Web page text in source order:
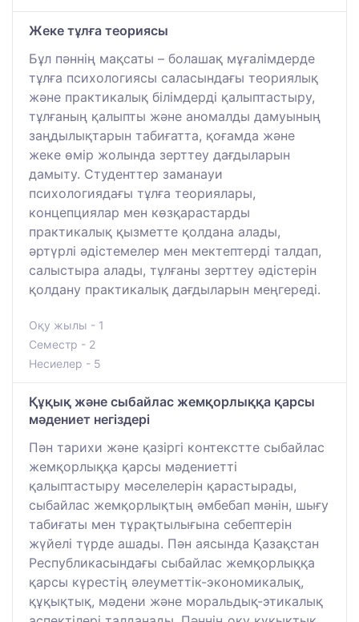
Жеке тұлға теориясы
Бұл пәннің мақсаты – болашақ мұғалімдерде
тұлға психологиясы саласындағы теориялық
және практикалық білімдерді қалыптастыру,
тұлғаның қалыпты және аномалды дамуының
заңдылықтарын табиғатта, қоғамда және
жеке өмір жолында зерттеу дағдыларын
дамыту. Студенттер заманауи
психологиядағы тұлға теориялары,
концепциялар мен көзқарастарды
практикалық қызметте қолдана алады,
әртүрлі әдістемелер мен мектептерді талдап,
салыстыра алады, тұлғаны зерттеу әдістерін
қолдану практикалық дағдыларын меңгереді.
Оқу жылы - 1
Семестр - 2
Несиелер - 5
Құқық және сыбайлас жемқорлыққа қарсы
мәдениет негіздері
Пән тарихи және қазіргі контекстте сыбайлас
жемқорлыққа қарсы мәдениетті
қалыптастыру мәселелерін қарастырады,
сыбайлас жемқорлықтың әмбебап мәнін, шығу
табиғаты мен тұрақтылығына себептерін
жүйелі түрде ашады. Пән аясында Қазақстан
Республикасындағы сыбайлас жемқорлыққа
қарсы күрестің әлеуметтік-экономикалық,
құқықтық, мәдени және моральдық-этикалық